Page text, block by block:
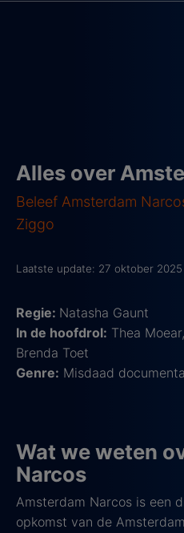
Alles over
Beleef Amsterdam
Ziggo
Laatste update: 27 oktober 2025
Regie: Natasha Gaunt
In de hoofdrol: Thea
Brenda Toet
Genre: Misdaad
Wat we weten
Narcos
Amsterdam Narcos is een
opkomst van de